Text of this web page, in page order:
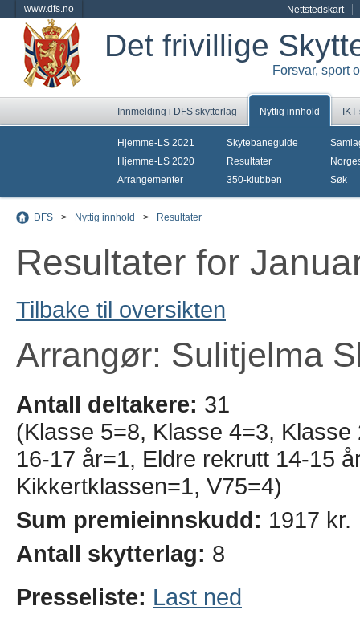
www.dfs.no Nettstedskart
Det frivillige
Forsvar, sport
Innmelding i DFS skytterlag Nyttig innhold
Hjemme-LS 2021
Hjemme-LS 2020
Arrangementer
Skytebaneguide
Resultater
350-klubben
Søk
DFS > Nyttig innhold > Resultater
Resultater for
Tilbake til oversikten
Arrangør: Sulitjelma
Antall deltakere: 31
(Klasse 5=8, Klasse 4=3,
16-17 år=1, Eldre rekrutt 14-15
Kikkertklassen=1, V75=4)
Sum premieinnskudd: 1917 kr.
Antall skytterlag: 8
Presseliste: Last ned